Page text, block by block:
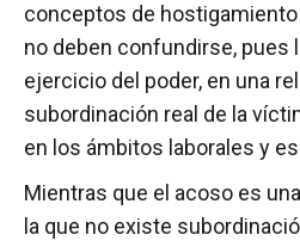
conceptos de
no deben confundirse, pues
ejercicio del poder, en una
subordinación real de la
en los ámbitos laborales y
Mientras que el acoso es
la que no existe